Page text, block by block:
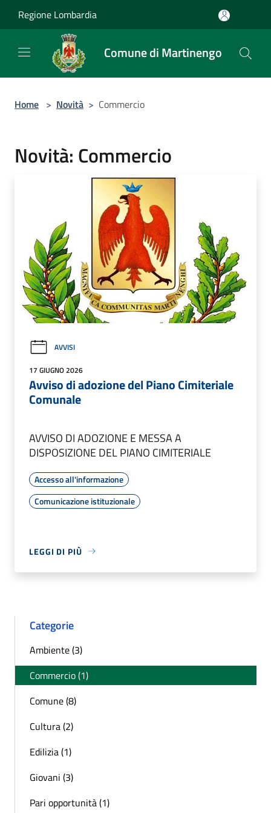
Regione Lombardia
Comune di Martinengo
Home > Novità > Commercio
Novità: Commercio
AVVISI
17 GIUGNO 2026
Avviso di adozione del Piano Cimiteriale
Comunale
AVVISO DI ADOZIONE E MESSA A
DISPOSIZIONE DEL PIANO CIMITERIALE
Accesso all'informazione
Comunicazione istituzionale
LEGGI DI PIÙ
Categorie
Ambiente (3)
Commercio (1)
Comune (8)
Cultura (2)
Edilizia (1)
Giovani (3)
Pari opportunità (1)